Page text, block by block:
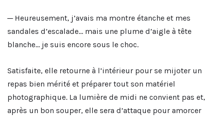
─ Heureusement, j’avais ma montre étanche et mes
sandales d’escalade… mais une plume d’aigle à tête
blanche… je suis encore sous le choc.
Satisfaite, elle retourne à l’intérieur pour se mijoter un
repas bien mérité et préparer tout son matériel
photographique. La lumière de midi ne convient pas et,
après un bon souper, elle sera d’attaque pour amorcer